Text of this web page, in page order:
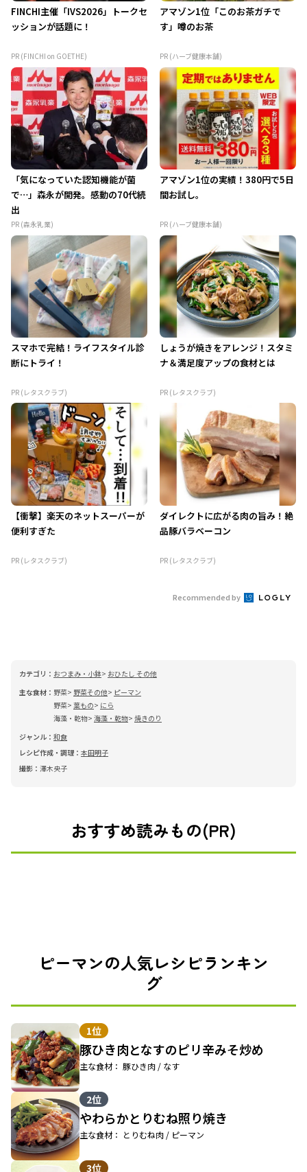
FINCHI主催「IVS2026」トークセ
ッションが話題に！
PR (FINCHI on GOETHE)
アマゾン1位「このお茶ガチで
す」噂のお茶
PR (ハーブ健康本舗)
「気になっていた認知機能が菌
で…」森永が開発。感動の70代続
出
PR (森永乳業)
アマゾン1位の実績！380円で5日
間お試し。
PR (ハーブ健康本舗)
スマホで完結！ライフスタイル診
断にトライ！
PR (レタスクラブ)
しょうが焼きをアレンジ！スタミ
ナ＆満足度アップの食材とは
PR (レタスクラブ)
【衝撃】楽天のネットスーパーが
便利すぎた
PR (レタスクラブ)
ダイレクトに広がる肉の旨み！絶
品豚バラベーコン
PR (レタスクラブ)
Recommended by
カテゴリ： おつまみ・小鉢
おひたし その他
主な食材： 野菜 野菜その他
ピーマン
野菜 葉もの
にら
海藻・乾物 海藻・乾物 焼きのり
ジャンル： 和食
レシピ作成・調理： 本田明子
撮影： 澤木央子
おすすめ読みもの(PR)
ピーマンの人気レシピランキン
グ
1位
豚ひき肉となすのピリ辛みそ炒め
主な食材： 豚ひき肉 / なす
2位
やわらかとりむね照り焼き
主な食材： とりむね肉 / ピーマン
3位